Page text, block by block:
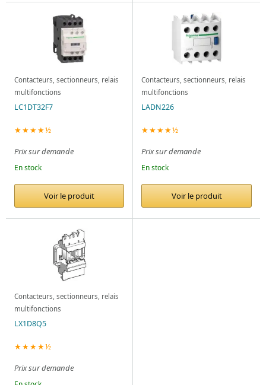
Contacteurs, sectionneurs, relais
multifonctions
LC1DT32F7
★★★★½
Prix sur demande
En stock
Voir le produit
Contacteurs, sectionneurs, relais
multifonctions
LADN226
★★★★½
Prix sur demande
En stock
Voir le produit
Contacteurs, sectionneurs, relais
multifonctions
LX1D8Q5
★★★★½
Prix sur demande